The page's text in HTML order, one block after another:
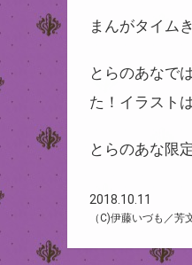
まんがタイム
とらのあなで
た！イラスト
とらのあな限
2018.10.11
（C)伊藤いづも／芳